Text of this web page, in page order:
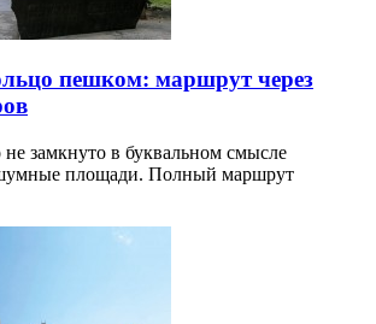
пешком: маршрут через
не замкнуто в буквальном смысле
площади. Полный маршрут